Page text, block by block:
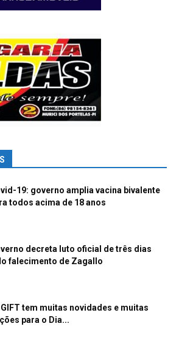
19: governo amplia vacina bivalente
todos acima de 18 anos
decreta luto oficial de três dias
falecimento de Zagallo
GIFT tem muitas novidades e muitas
para o Dia...